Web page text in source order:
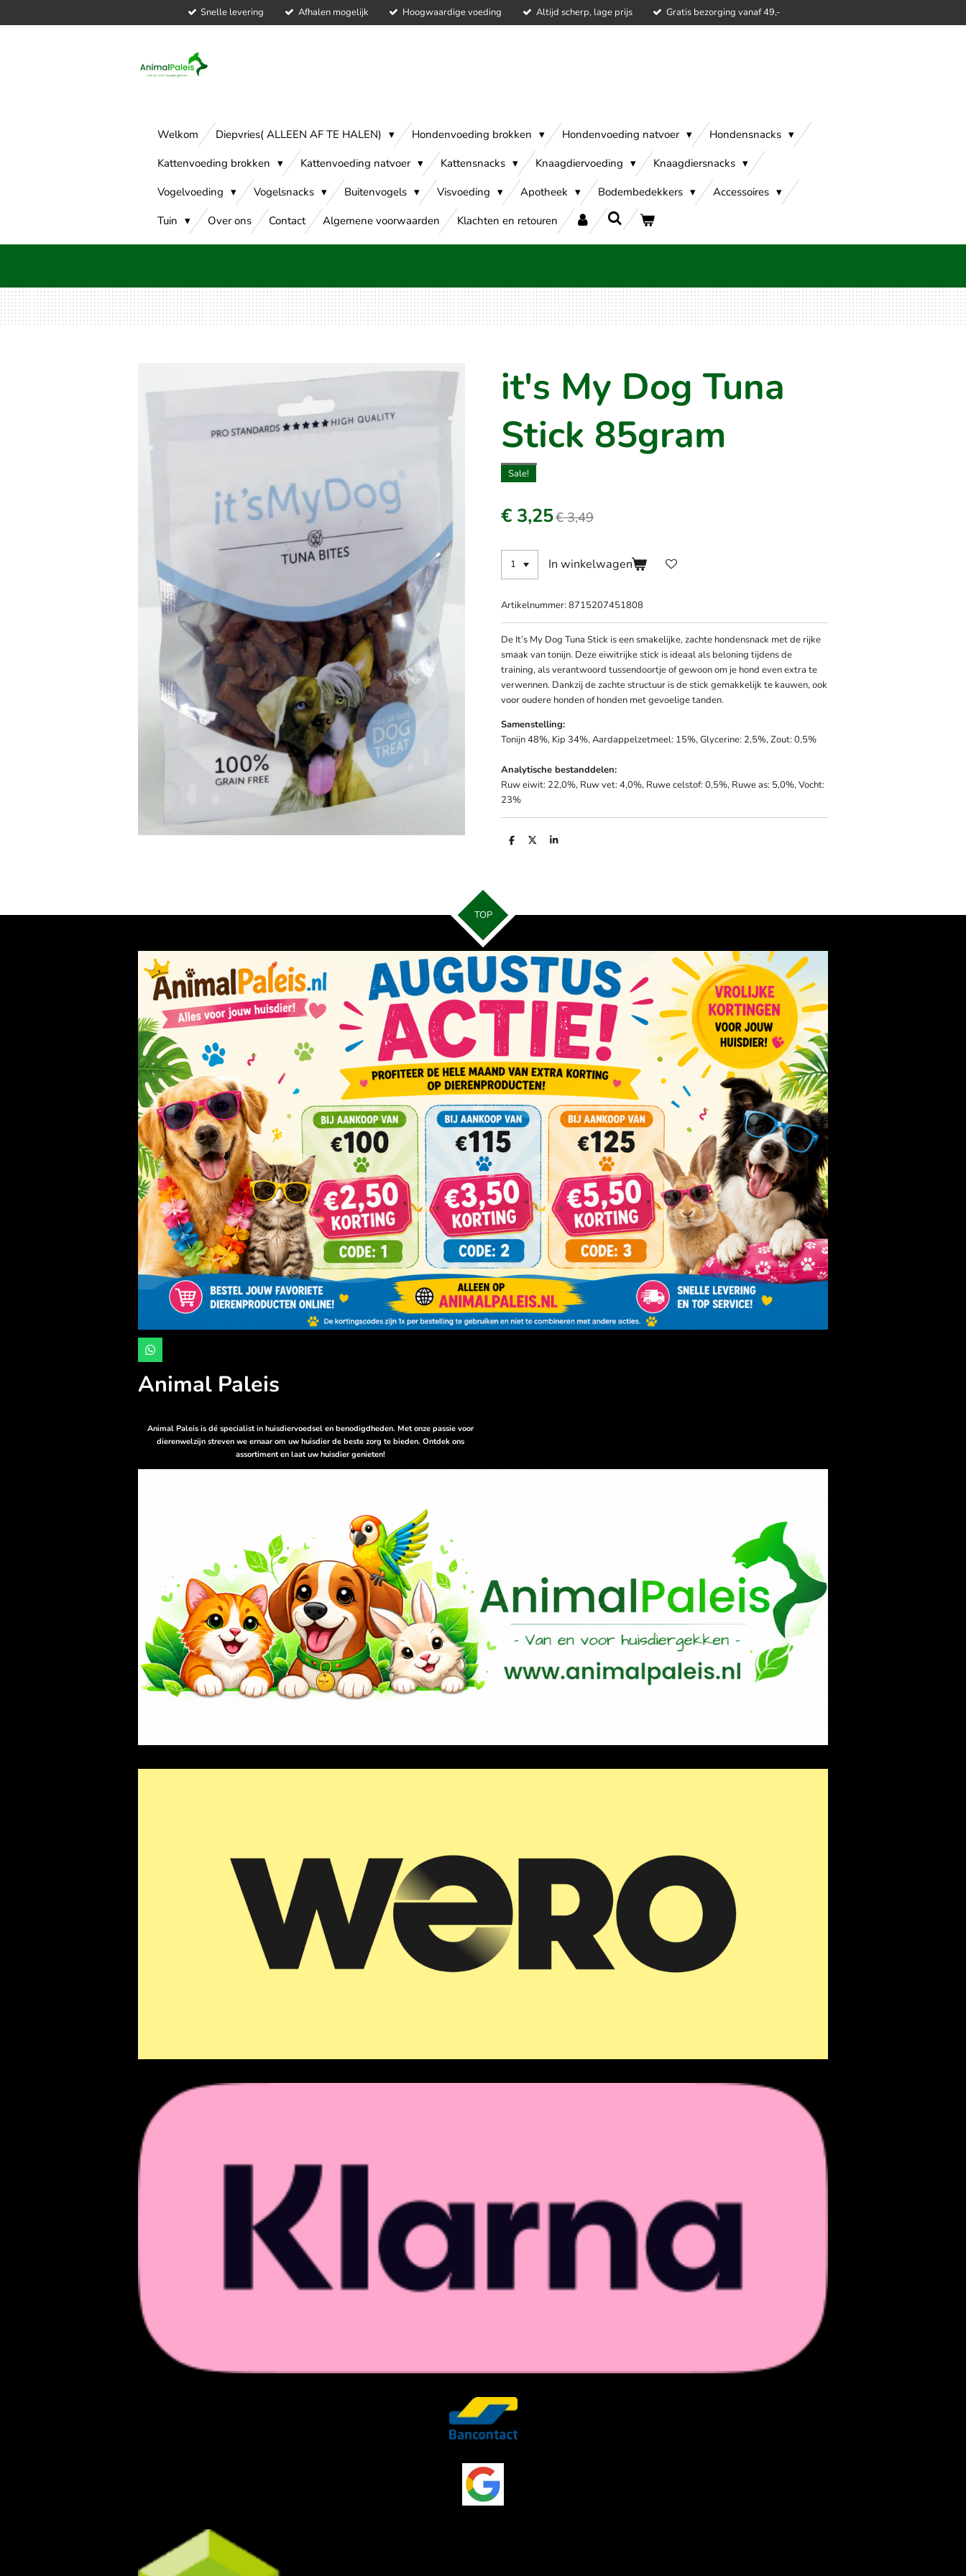
Snelle levering Afhalen mogelijk Hoogwaardige voeding Altijd scherp, lage prijs Gratis bezorging vanaf 49,-
Welkom Diepvries( ALLEEN AF TE HALEN) Hondenvoeding brokken Hondenvoeding natvoer
Hondensnacks
Kattenvoeding brokken
Kattenvoeding natvoer Kattensnacks Knaagdiervoeding
Knaagdiersnacks
Vogelvoeding
Vogelsnacks Buitenvogels Visvoeding Apotheek Bodembedekkers
Accessoires
Tuin
Over ons Contact Algemene voorwaarden Klachten en retouren
it's My Dog Tuna
Stick 85gram
Sale!
€ 3,25€ 3,49
In winkelwagen
Artikelnummer: 8715207451808
De It’s My Dog Tuna Stick is een smakelijke, zachte hondensnack met de rijke
smaak van tonijn. Deze eiwitrijke stick is ideaal als beloning tijdens de
training, als verantwoord tussendoortje of gewoon om je hond even extra te
verwennen. Dankzij de zachte structuur is de stick gemakkelijk te kauwen, ook
voor oudere honden of honden met gevoelige tanden.
Samenstelling:
Tonijn 48%, Kip 34%, Aardappelzetmeel: 15%, Glycerine: 2,5%, Zout: 0,5%
Analytische bestanddelen:
Ruw eiwit: 22,0%, Ruw vet: 4,0%, Ruwe celstof: 0,5%, Ruwe as: 5,0%, Vocht:
23%
D
D
S
TOP
W
h
t
p
Animal Paleis
Animal Paleis is dé specialist in huisdiervoedsel en benodigdheden. Met onze passie voor
dierenwelzijn streven we ernaar om uw huisdier de beste zorg te bieden. Ontdek ons
assortiment en laat uw huisdier genieten!